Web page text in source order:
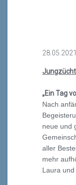
„Ein Tag
Nach
neue und
aller
mehr
Laura und